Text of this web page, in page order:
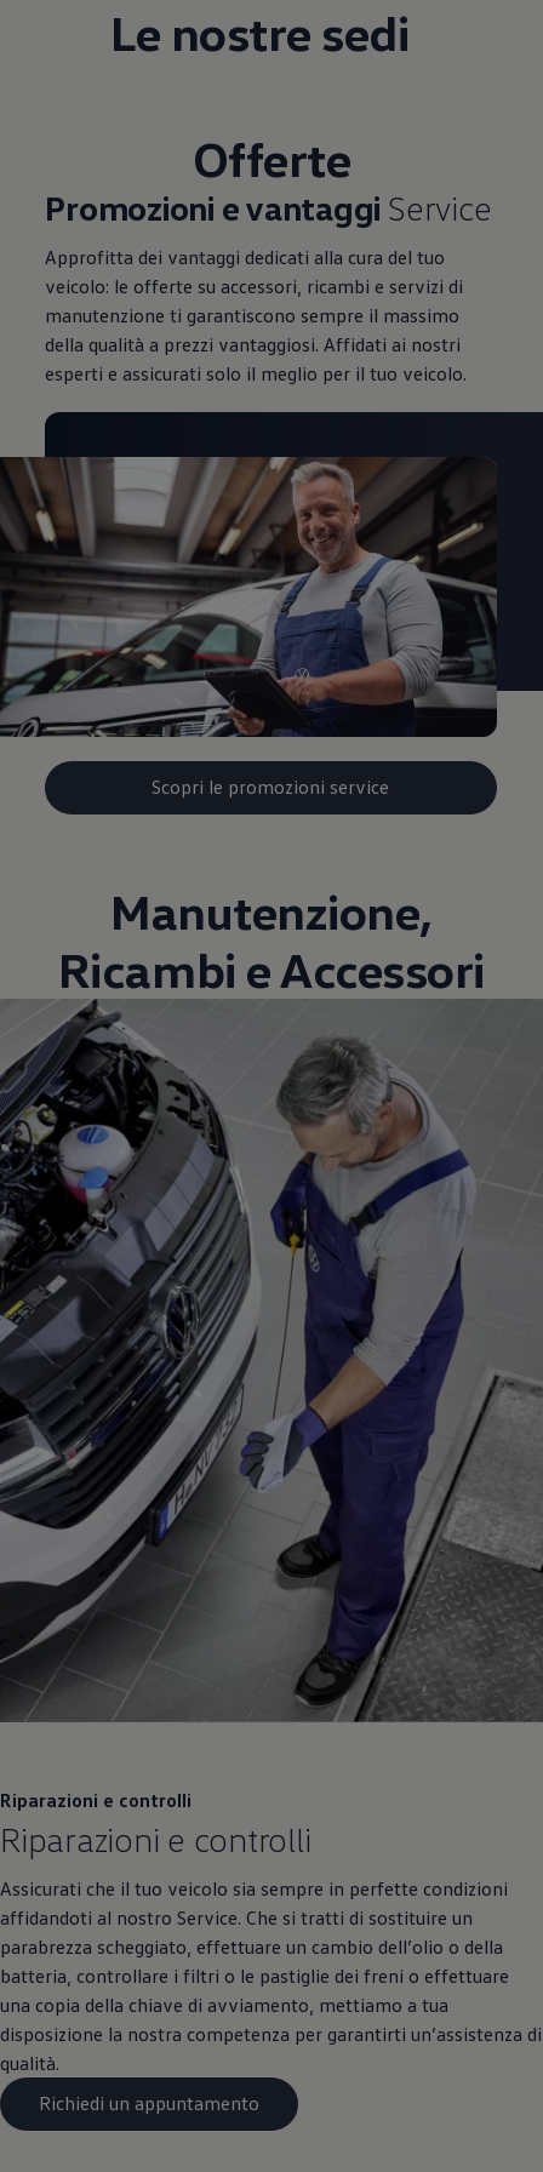
Mondo Volkswagen
Il Bar del Lunedì
VanLife Stories
Le nostre sedi
Offerte
Promozioni e vantaggi Service
Approfitta dei vantaggi dedicati alla cura del tuo
veicolo: le offerte su accessori, ricambi e servizi di
manutenzione ti garantiscono sempre il massimo
della qualità a prezzi vantaggiosi. Affidati ai nostri
esperti e assicurati solo il meglio per il tuo veicolo.
Scopri le promozioni service
Manutenzione,
Ricambi e Accessori
Riparazioni e controlli
Riparazioni e controlli
Assicurati che il tuo veicolo sia sempre in perfette condizioni
affidandoti al nostro Service. Che si tratti di sostituire un
parabrezza scheggiato, effettuare un cambio dell’olio o della
batteria, controllare i filtri o le pastiglie dei freni o effettuare
una copia della chiave di avviamento, mettiamo a tua
disposizione la nostra competenza per garantirti un’assistenza di
qualità.
Richiedi un appuntamento